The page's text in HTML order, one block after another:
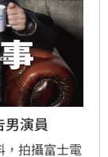
演員
，拍攝富士電